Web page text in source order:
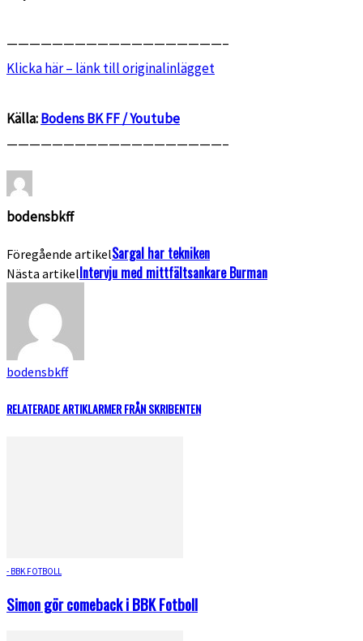
———————————————————–
Klicka här – länk till originalinlägget
Källa:Bodens BK FF / Youtube
———————————————————–
bodensbkff
Föregående artikelSargal har tekniken
Nästa artikelIntervju med mittfältsankare Burman
bodensbkff
RELATERADE ARTIKLARMER FRÅN SKRIBENTEN
- BBK FOTBOLL
Simon gör comeback i BBK Fotboll